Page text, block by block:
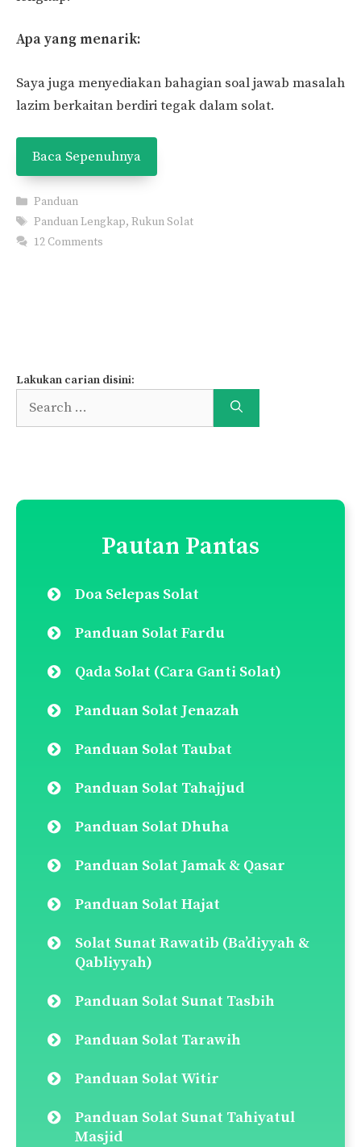
Apa yang menarik:
Saya juga menyediakan bahagian soal jawab masalah
lazim berkaitan berdiri tegak dalam solat.
Baca Sepenuhnya
Categories
Panduan
Tags
Panduan Lengkap,Rukun Solat
12 Comments
Lakukan carian disini:
Search
for:
Pautan Pantas
Doa Selepas Solat
Panduan Solat Fardu
Qada Solat (Cara Ganti Solat)
Panduan Solat Jenazah
Panduan Solat Taubat
Panduan Solat Tahajjud
Panduan Solat Dhuha
Panduan Solat Jamak & Qasar
Panduan Solat Hajat
Solat Sunat Rawatib (Ba’diyyah &
Qabliyyah)
Panduan Solat Sunat Tasbih
Panduan Solat Tarawih
Panduan Solat Witir
Panduan Solat Sunat Tahiyatul
Masjid